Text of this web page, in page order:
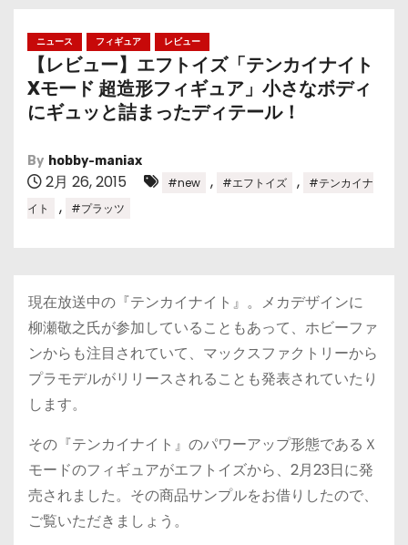
ニュース フィギュア レビュー
【レビュー】エフトイズ「テンカイナイト
Xモード 超造形フィギュア」小さなボディ
にギュッと詰まったディテール！
By hobby-maniax
2月 26, 2015 #new , #エフトイズ ,
#テンカイナ
イト
, #プラッツ
現在放送中の『テンカイナイト』。メカデザインに
柳瀬敬之氏が参加していることもあって、ホビーファ
ンからも注目されていて、マックスファクトリーから
プラモデルがリリースされることも発表されていたり
します。
その『テンカイナイト』のパワーアップ形態であるＸ
モードのフィギュアがエフトイズから、2月23日に発
売されました。その商品サンプルをお借りしたので、
ご覧いただきましょう。